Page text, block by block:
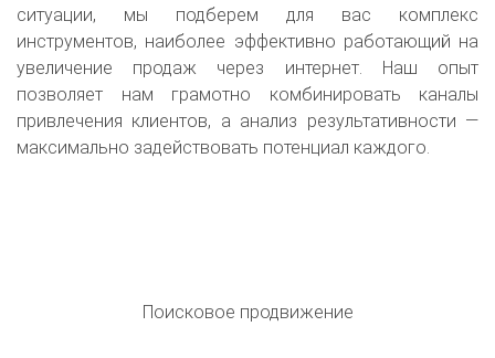
ситуации, мы подберем для вас комплекс
инструментов, наиболее эффективно работающий на
увеличение продаж через интернет. Наш опыт
позволяет нам грамотно комбинировать каналы
привлечения клиентов, а анализ результативности —
максимально задействовать потенциал каждого.
Поисковое продвижение